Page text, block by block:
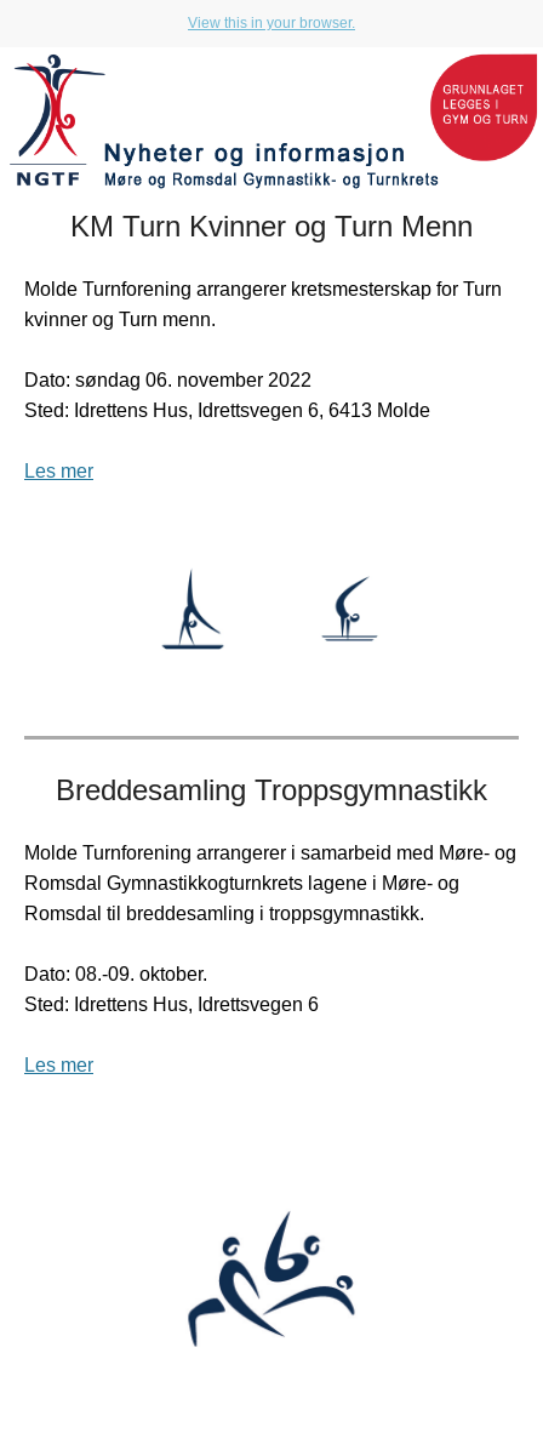
View this in your browser.
KM Turn Kvinner og Turn Menn
Molde Turnforening arrangerer kretsmesterskap for Turn
kvinner og Turn menn.
Dato: søndag 06. november 2022
Sted: Idrettens Hus, Idrettsvegen 6, 6413 Molde
Les mer
Breddesamling Troppsgymnastikk
Molde Turnforening arrangerer i samarbeid med Møre- og
Romsdal Gymnastikkogturnkrets lagene i Møre- og
Romsdal til breddesamling i troppsgymnastikk.
Dato: 08.-09. oktober.
Sted: Idrettens Hus, Idrettsvegen 6
Les mer